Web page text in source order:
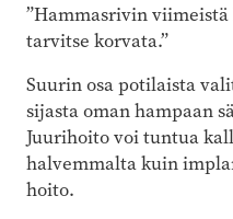
”Hammasrivin
tarvitse korvata.”
Suurin osa potilaista
sijasta oman hampaan
Juurihoito voi tuntua
halvemmalta kuin
hoito.